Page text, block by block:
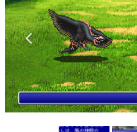
女性向け
アプリレビュー
その他
電ファミニコゲーマーとは？
運営：株式会社マレ